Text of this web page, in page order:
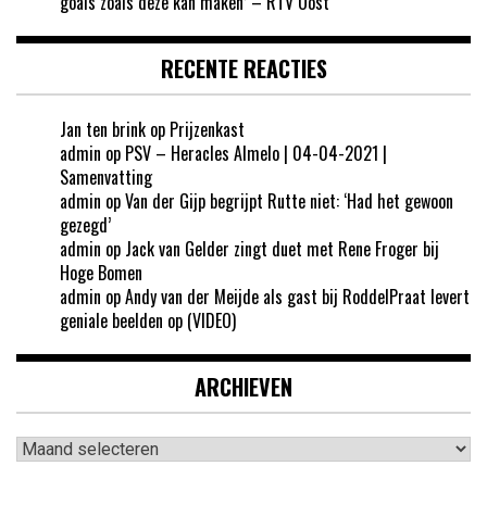
RECENTE REACTIES
Jan ten brink op Prijzenkast
admin op PSV – Heracles Almelo | 04-04-2021 |
Samenvatting
admin opVan der Gijp begrijpt Rutte niet: ‘Had het gewoon
gezegd’
admin op Jack van Gelder zingt duet met Rene Froger bij
Hoge Bomen
admin opAndy van der Meijde als gast bij RoddelPraat levert
geniale beelden op (VIDEO)
ARCHIEVEN
Archieven